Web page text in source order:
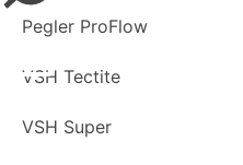
Pegler ProFlow
VSH Tectite
VSH Super